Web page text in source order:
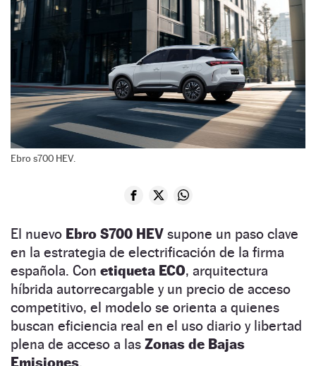
Ebro s700 HEV.
El nuevo Ebro S700 HEV supone un paso clave
en la estrategia de electrificación de la firma
española. Con etiqueta ECO, arquitectura
híbrida autorrecargable y un precio de acceso
competitivo, el modelo se orienta a quienes
buscan eficiencia real en el uso diario y libertad
plena de acceso a las Zonas de Bajas
Emisiones.